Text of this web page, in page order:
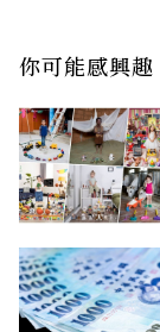
你可能感興趣